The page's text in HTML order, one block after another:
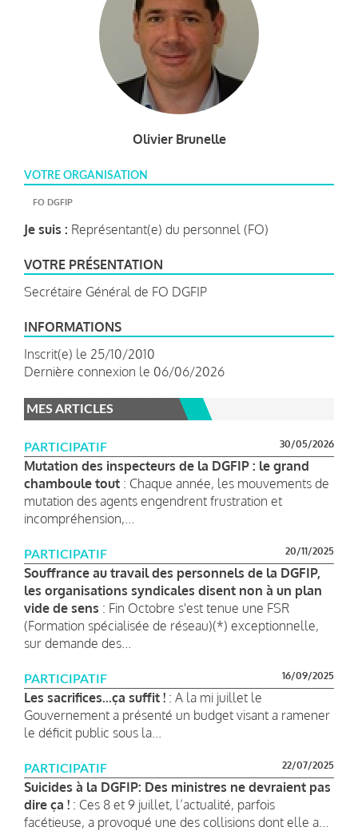
Olivier Brunelle
VOTRE ORGANISATION
FO DGFIP
Je suis : Représentant(e) du personnel (FO)
VOTRE PRÉSENTATION
Secrétaire Général de FO DGFIP
INFORMATIONS
Inscrit(e) le 25/10/2010
Dernière connexion le 06/06/2026
MES ARTICLES
PARTICIPATIF 30/05/2026
Mutation des inspecteurs de la DGFIP : le grand
chamboule tout : Chaque année, les mouvements de
mutation des agents engendrent frustration et
incompréhension,...
PARTICIPATIF 20/11/2025
Souffrance au travail des personnels de la DGFIP,
les organisations syndicales disent non à un plan
vide de sens : Fin Octobre s'est tenue une FSR
(Formation spécialisée de réseau)(*) exceptionnelle,
sur demande des...
PARTICIPATIF 16/09/2025
Les sacrifices...ça suffit ! : A la mi juillet le
Gouvernement a présenté un budget visant a ramener
le déficit public sous la...
PARTICIPATIF 22/07/2025
Suicides à la DGFIP: Des ministres ne devraient pas
dire ça ! : Ces 8 et 9 juillet, l’actualité, parfois
facétieuse, a provoqué une des collisions dont elle a...